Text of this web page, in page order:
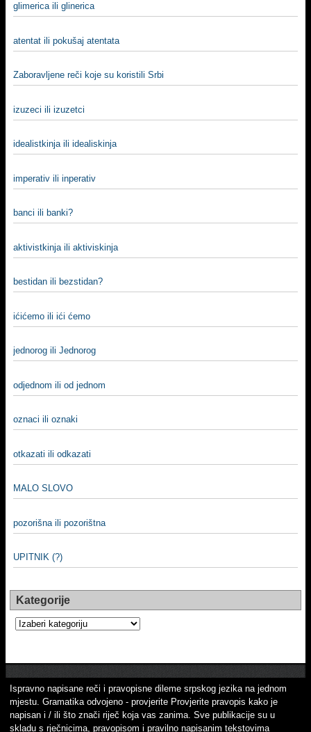
glimerica ili glinerica
atentat ili pokušaj atentata
Zaboravljene reči koje su koristili Srbi
izuzeci ili izuzetci
idealistkinja ili idealiskinja
imperativ ili inperativ
banci ili banki?
aktivistkinja ili aktiviskinja
bestidan ili bezstidan?
ićićemo ili ići ćemo
jednorog ili Jednorog
odjednom ili od jednom
oznaci ili oznaki
otkazati ili odkazati
MALO SLOVO
pozorišna ili pozorištna
UPITNIK (?)
Kategorije
Kategorije
Ispravno napisane reči i pravopisne dileme srpskog jezika na jednom
mjestu. Gramatika odvojeno - provjerite Provjerite pravopis kako je
napisan i / ili što znači riječ koja vas zanima. Sve publikacije su u
skladu s rječnicima, pravopisom i pravilno napisanim tekstovima